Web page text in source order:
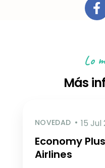
Lo
Más
NOVEDAD 15 Jul
Economy
Airlines